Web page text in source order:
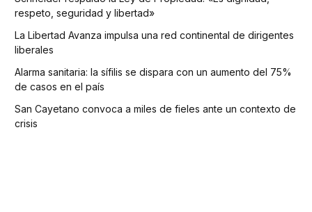
respeto, seguridad y libertad»
La Libertad Avanza impulsa una red continental de dirigentes
liberales
Alarma sanitaria: la sífilis se dispara con un aumento del 75%
de casos en el país
San Cayetano convoca a miles de fieles ante un contexto de
crisis